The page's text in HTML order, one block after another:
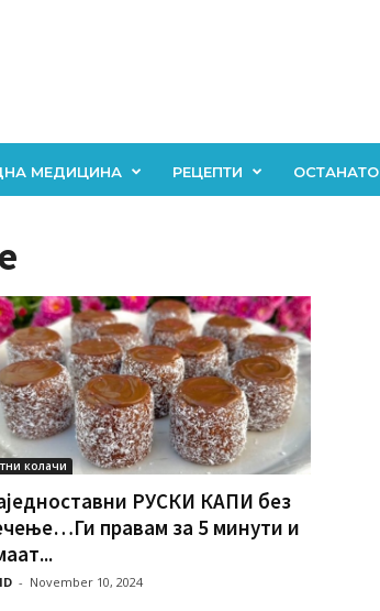
МЕДИЦИНА РЕЦЕПТИ ОСТАНАТО
колачи
РУСКИ КАПИ без
правам за 5 минути и
- November 10, 2024